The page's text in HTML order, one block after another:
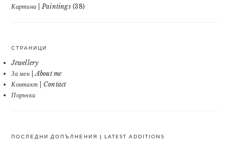
Картини | Paintings(38)
СТРАНИЦИ
Jewellery
За мен | About me
Контакт | Contact
Поръчки
ПОСЛЕДНИ ДОПЪЛНЕНИЯ | LATEST ADDITIONS